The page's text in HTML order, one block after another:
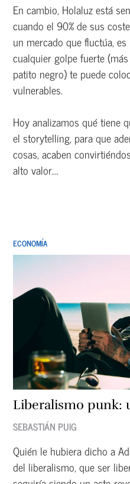
En cambio, Holaluz está
cuando el 90% de sus
un mercado que fluctúa,
cualquier golpe fuerte
patito negro) te puede
vulnerables.
Hoy analizamos qué tiene
el storytelling, para que
cosas, acaben
alto valor....
ECONOMÍA
Liberalismo punk:
SEBASTIÁN PUIG
Quién le hubiera dicho a
del liberalismo, que ser